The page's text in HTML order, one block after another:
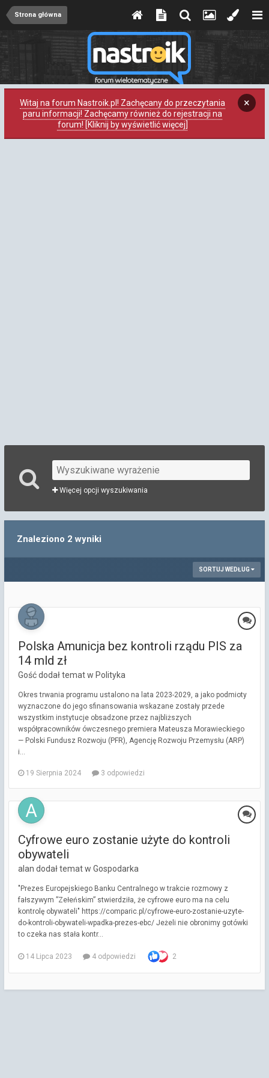
Strona główna
Witaj na forum Nastroik.pl! Zachęcany do przeczytania
paru informacji! Zachęcamy również do rejestracji na
forum! [Kliknij by wyświetlić więcej]
×
Więcej opcji wyszukiwania
Znaleziono 2 wyniki
SORTUJ WEDŁUG
Polska Amunicja bez kontroli rządu PIS za
14 mld zł
Gość dodał temat w Polityka
Okres trwania programu ustalono na lata 2023-2029, a jako podmioty
wyznaczone do jego sfinansowania wskazane zostały przede
wszystkim instytucje obsadzone przez najbliższych
współpracowników ówczesnego premiera Mateusza Morawieckiego
— Polski Fundusz Rozwoju (PFR), Agencję Rozwoju Przemysłu (ARP)
i...
19 Sierpnia 2024 3 odpowiedzi
Cyfrowe euro zostanie użyte do kontroli
obywateli
alan dodał temat w Gospodarka
"Prezes Europejskiego Banku Centralnego w trakcie rozmowy z
fałszywym ”Zełeńskim” stwierdziła, że cyfrowe euro ma na celu
kontrolę obywateli" https://comparic.pl/cyfrowe-euro-zostanie-uzyte-
do-kontroli-obywateli-wpadka-prezes-ebc/ Jeżeli nie obronimy gotówki
to czeka nas stała kontr...
14 Lipca 2023 4 odpowiedzi 2